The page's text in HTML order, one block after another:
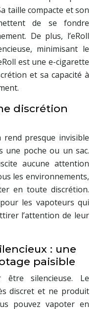
taille compacte et son
de se fondre
De plus, l’eRoll
minimisant le
est une e-cigarette
et sa capacité à
discrétion
rend presque invisible
une poche ou un sac.
aucune attention
les environnements,
en toute discrétion.
les vapoteurs qui
l’attention de leur
: une
paisible
être silencieuse. Le
discret et ne produit
pouvez vapoter en